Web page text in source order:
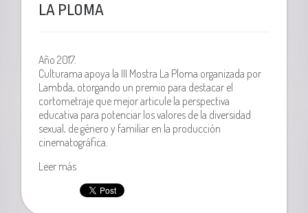
LA PLOMA
Año 2017.
Culturama apoya la III Mostra La Ploma organizada por
Lambda, otorgando un premio para destacar el
cortometraje que mejor articule la perspectiva
educativa para potenciar los valores de la diversidad
sexual, de género y familiar en la producción
cinematográfica.
Leer más